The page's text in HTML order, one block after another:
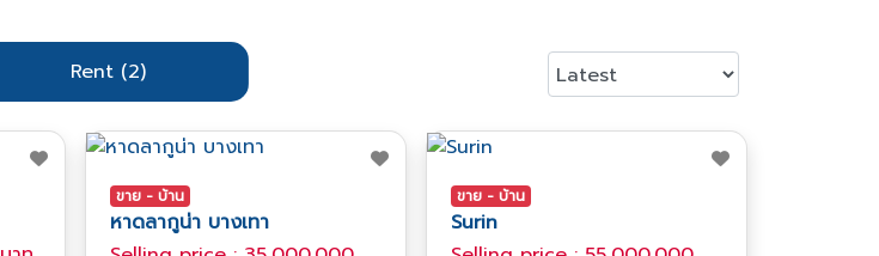
Rent (2)
ขาย - บ้าน
หาดลากูน่า บางเทา
ขาย - บ้าน
Surin